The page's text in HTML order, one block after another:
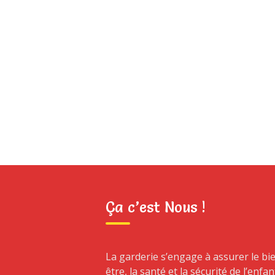
Ça c’est Nous !
La garderie s’engage à assurer le
être, la santé et la sécurité de